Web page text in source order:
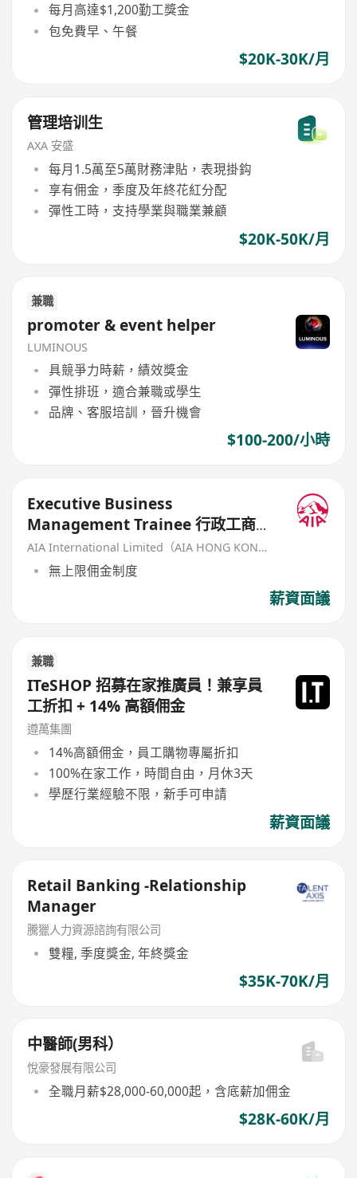
每月高達$1,200勤工獎金
包免費早、午餐
$20K-30K/月
管理培训生
AXA 安盛
每月1.5萬至5萬財務津貼，表現掛鈎
享有佣金，季度及年終花紅分配
彈性工時，支持學業與職業兼顧
$20K-50K/月
兼職
promoter & event helper
LUMINOUS
具競爭力時薪，績效獎金
彈性排班，適合兼職或學生
品牌、客服培訓，晉升機會
$100-200/小時
Executive Business
Management Trainee 行政工商管
理培訓生 (歡迎應屆畢業生/IANG) AIA International Limited（AIA HONG KONG）
無上限佣金制度
薪資面議
兼職
ITeSHOP 招募在家推廣員！兼享員
工折扣 + 14% 高額佣金
遵萬集團
14%高額佣金，員工購物專屬折扣
100%在家工作，時間自由，月休3天
學歷行業經驗不限，新手可申請
薪資面議
Retail Banking -Relationship
Manager
騰獵人力資源諮詢有限公司
雙糧, 季度獎金, 年終獎金
$35K-70K/月
中醫師(男科）
悅豪發展有限公司
全職月薪$28,000-60,000起，含底薪加佣金
$28K-60K/月